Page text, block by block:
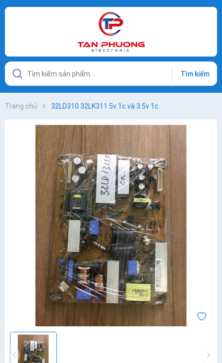
Tìm kiếm
Trang chủ 32LD310 32LK311 5v 1c và 3.5v 1c